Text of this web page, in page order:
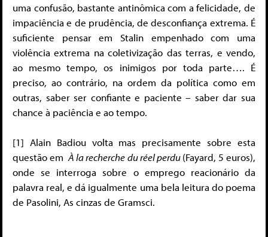
uma confusão, bastante antinômica com a felicidade, de
impaciência e de prudência, de desconfiança extrema. É
suficiente pensar em Stalin empenhado com uma
violência extrema na coletivização das terras, e vendo,
ao mesmo tempo, os inimigos por toda parte…. É
preciso, ao contrário, na ordem da política como em
outras, saber ser confiante e paciente – saber dar sua
chance à paciência e ao tempo.
[1] Alain Badiou volta mas precisamente sobre esta
questão emÀ la recherche du réel perdu(Fayard, 5 euros),
onde se interroga sobre o emprego reacionário da
palavra real, e dá igualmente uma bela leitura do poema
de Pasolini, As cinzas de Gramsci.